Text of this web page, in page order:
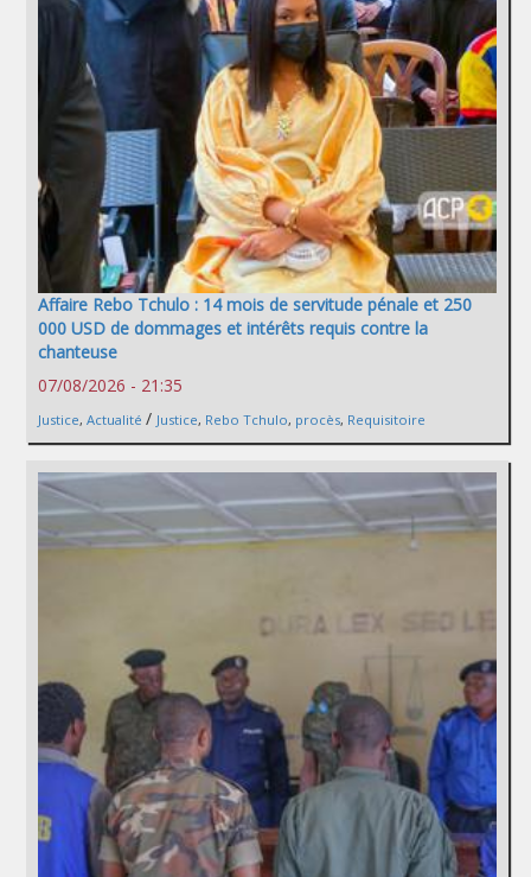
Affaire Rebo Tchulo : 14 mois de servitude pénale et 250
000 USD de dommages et intérêts requis contre la
chanteuse
07/08/2026 - 21:35
Justice, Actualité / Justice, Rebo Tchulo, procès, Requisitoire